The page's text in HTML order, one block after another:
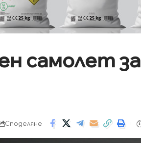
самолет за
Споделяне